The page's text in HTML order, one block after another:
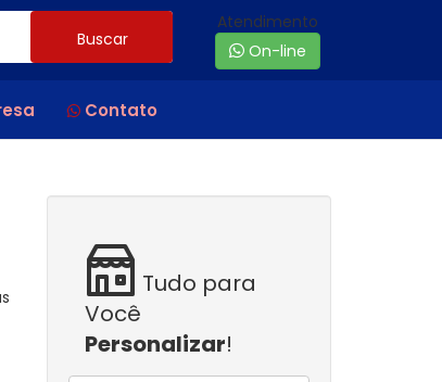
Buscar
Atendimento
On-line
Contato
Tudo para
Você
Personalizar!